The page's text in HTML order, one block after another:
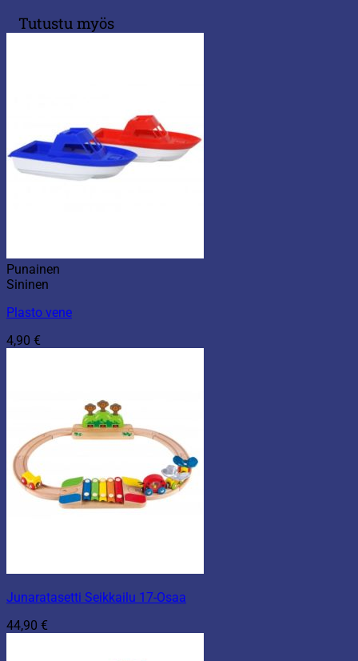
Tutustu myös
Punainen
Sininen
Plasto vene
4,90 €
Junaratasetti Seikkailu 17-Osaa
44,90 €